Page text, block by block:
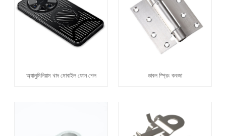
অ্যালুমিনিয়াম খাদ মোবাইল ফোন শেল ডাবল স্প্রিং কবজা